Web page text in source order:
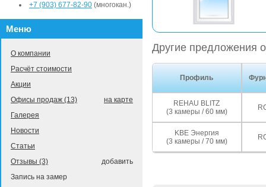
Другие предложения
Профиль
REHAU BLITZ
(3 камеры / 60 мм)
KBE Энергия
(3 камеры / 70 мм)
+7 (903) 677-82-90 (многокан.)
Меню
О компании
Расчёт стоимости
Акции
на карте
Офисы продаж (13)
Галерея
Новости
Статьи
добавить
Отзывы (3)
Запись на замер